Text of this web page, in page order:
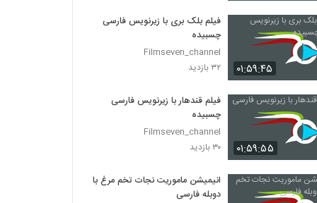
۰۱:۵۹:۴۵
فیلم بلک بری با زیرنویس فارسی
چسبیده
Filmseven_channel
۳۲ بازدید
۰۱:۵۹:۵۵
فیلم قندهار با زیرنویس فارسی
چسبیده
Filmseven_channel
۳۰ بازدید
انیمیشن ماموریت نجات تخم مرغ با
دوبله فارسی